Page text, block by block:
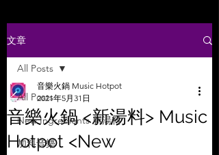
文章
All Posts
New Ingredients 新湯料
加料音樂
All Posts
音樂火鍋 <新湯料> Music
Hotpot <New
音樂火鍋 Music Hotpot
2021年5月31日